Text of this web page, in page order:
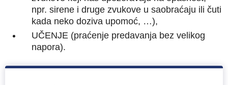
npr. sirene i druge zvukove u saobraćaju ili čuti
kada neko doziva upomoć, …),
UČENJE (praćenje predavanja bez velikog
napora).